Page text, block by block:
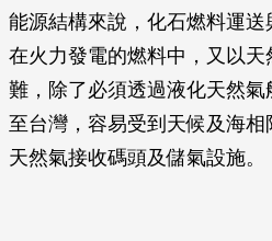
能源結構來說，化石燃料運送
在火力發電的燃料中，又以
難，除了必須透過液化天然
至台灣，容易受到天候及海
天然氣接收碼頭及儲氣設施。